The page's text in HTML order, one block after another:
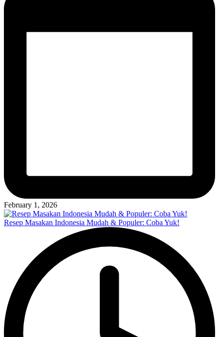
February 1, 2026
Resep Masakan Indonesia Mudah & Populer: Coba Yuk!